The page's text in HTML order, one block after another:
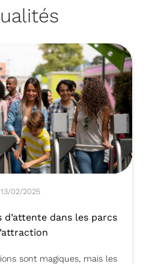
13/02/2025
d’attente dans les parcs
sont magiques, mais les